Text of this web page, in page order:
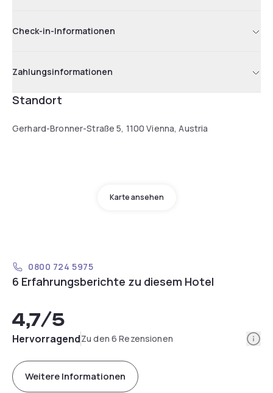
Check-in-Informationen
Zahlungsinformationen
Standort
Gerhard-Bronner-Straße 5, 1100 Vienna, Austria
Karte ansehen
0800 724 5975
6 Erfahrungsberichte zu diesem Hotel
4,7/5
HervorragendZu den 6 Rezensionen
Weitere Informationen